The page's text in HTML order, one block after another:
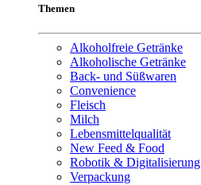
Themen
Alkoholfreie Getränke
Alkoholische Getränke
Back- und Süßwaren
Convenience
Fleisch
Milch
Lebensmittelqualität
New Feed & Food
Robotik & Digitalisierung
Verpackung